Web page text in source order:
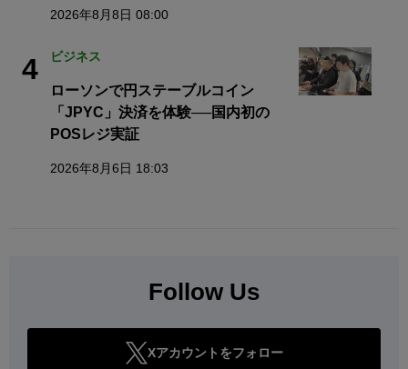
2026年8月8日 08:00
4 ビジネス
ローソンで円ステーブルコイン
「JPYC」決済を体験──国内初の
POSレジ実証
2026年8月6日 18:03
Follow Us
Xアカウントをフォロー